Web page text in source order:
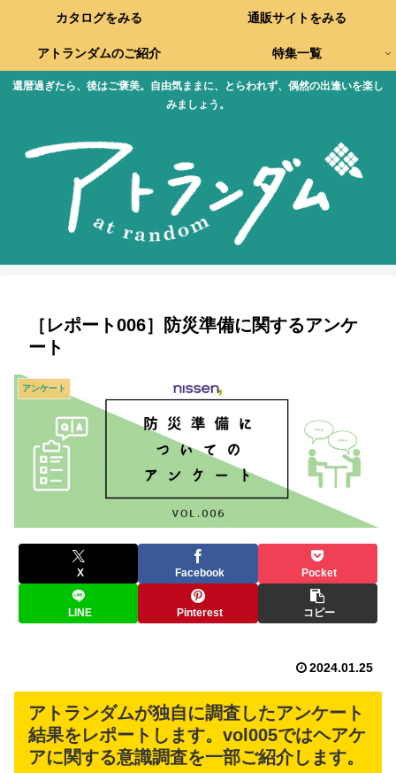
還暦過ぎたら、後はご褒美。自由気ままに、とらわれず、偶然の出逢いを楽し
みましょう。
カタログをみる 通販サイトをみる
アトランダムのご紹介 特集一覧
［レポート006］防災準備に関するアンケ
ート
アンケート
X Facebook Pocket
LINE Pinterest コピー
2024.01.25
アトランダムが独自に調査したアンケート
結果をレポートします。vol005ではヘアケ
アに関する意識調査を一部ご紹介します。